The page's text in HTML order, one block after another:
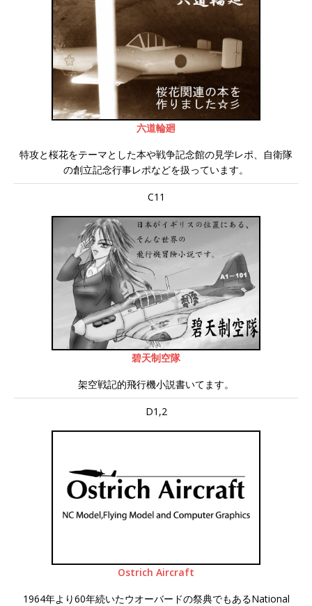
六道輪廻
特攻と桜花をテーマとした本や戦争記念館の見学レポ、自衛隊
の創立記念行事レポなどを扱っています。
C11
碧天制空隊
架空戦記的飛行機小説書いてます。
D1,2
Ostrich Aircraft
1964年より60年続いたウオーバードの祭典でもあるNational